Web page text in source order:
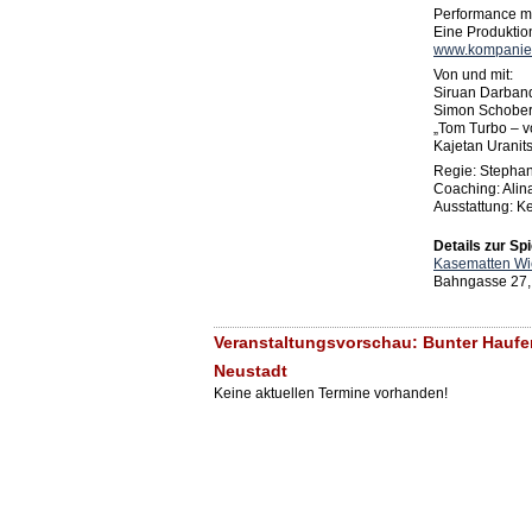
Performance
Eine
Von und mit:
Siruan
Simon
„Tom Turbo –
Kajetan
Regie:
Coaching:
Ausstattung:
Details zur
Kasematten
Bahngasse
Veranstaltungsvorschau: Bunter
Neustadt
Keine aktuellen Termine vorhanden!